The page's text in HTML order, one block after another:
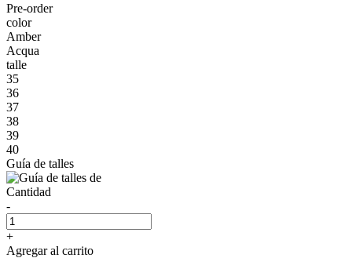
Pre-order
color
Amber
Acqua
talle
35
36
37
38
39
40
Guía de talles
Cantidad
-
+
Agregar al carrito